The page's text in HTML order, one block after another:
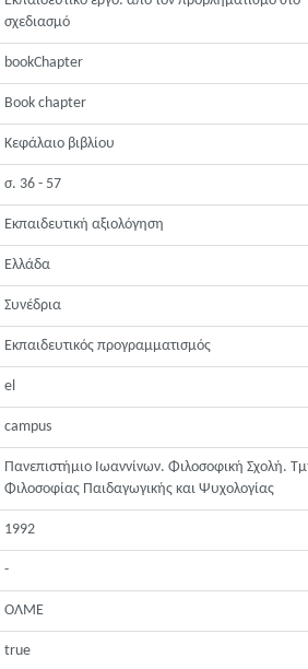
σχεδιασμό
bookChapter
Book chapter
Κεφάλαιο βιβλίου
σ. 36 - 57
Εκπαιδευτική αξιολόγηση
Ελλάδα
Συνέδρια
Εκπαιδευτικός προγραμματισμός
el
campus
Πανεπιστήμιο Ιωαννίνων. Φιλοσοφική Σχολή.
Φιλοσοφίας Παιδαγωγικής και Ψυχολογίας
1992
-
ΟΛΜΕ
true